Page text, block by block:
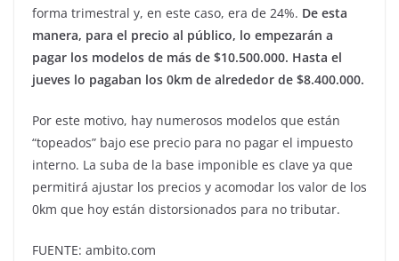
forma trimestral y, en este caso, era de 24%. De esta
manera, para el precio al público, lo empezarán a
pagar los modelos de más de $10.500.000. Hasta el
jueves lo pagaban los 0km de alrededor de $8.400.000.
Por este motivo, hay numerosos modelos que están
“topeados” bajo ese precio para no pagar el impuesto
interno. La suba de la base imponible es clave ya que
permitirá ajustar los precios y acomodar los valor de los
0km que hoy están distorsionados para no tributar.
FUENTE: ambito.com